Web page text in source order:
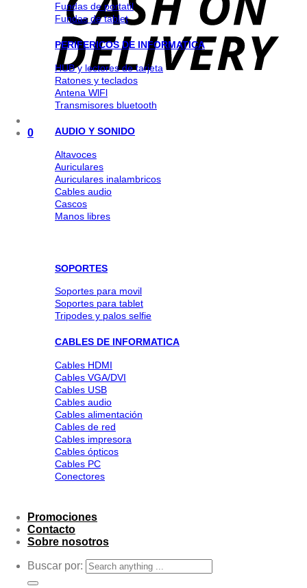
0
Fundas de portatil
Fundas de tablet
PERIFERICOS DE INFORMATICA
HUB y lectores de tarjeta
Ratones y teclados
Antena WlFl
Transmisores bluetooth
AUDIO Y SONIDO
Altavoces
Auriculares
Auriculares inalambricos
Cables audio
Cascos
Manos libres
SOPORTES
Soportes para movil
Soportes para tablet
Tripodes y palos selfie
CABLES DE INFORMATICA
Cables HDMI
Cables VGA/DVI
Cables USB
Cables audio
Cables alimentación
Cables de red
Cables impresora
Cables ópticos
Cables PC
Conectores
Promociones
Contacto
Sobre nosotros
Buscar por: